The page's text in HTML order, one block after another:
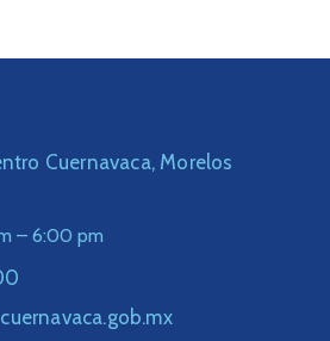
Cuernavaca, Morelos
– 6:00 pm